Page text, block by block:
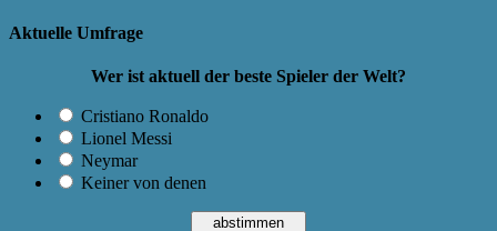
Aktuelle Umfrage
Wer ist aktuell der beste Spieler der Welt?
Cristiano Ronaldo
Lionel Messi
Neymar
Keiner von denen